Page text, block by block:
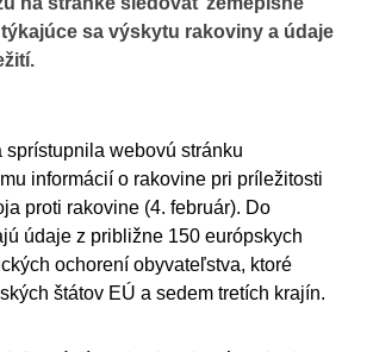
sa výskytu rakoviny a údaje
sprístupnila webovú stránku
informácií o rakovine pri príležitosti
proti rakovine (4. február). Do
údaje z približne 150 európskych
ochorení obyvateľstva, ktoré
štátov EÚ a sedem tretích krajín.